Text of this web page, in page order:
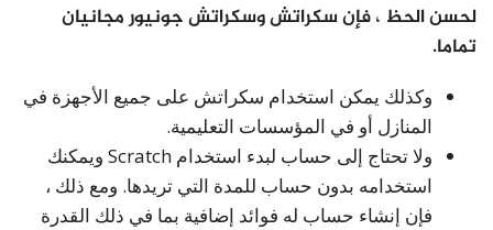
لحسن الحظ ، فإن سكراتش وسكراتش جونيور مجانيان
تماما.
وكذلك يمكن استخدام سكراتش على جميع الأجهزة في
المنازل أو في المؤسسات التعليمية.
ولا تحتاج إلى حساب لبدء استخدام Scratch ويمكنك
استخدامه بدون حساب للمدة التي تريدها. ومع ذلك ،
فإن إنشاء حساب له فوائد إضافية بما في ذلك القدرة